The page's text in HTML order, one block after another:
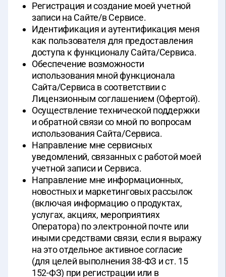
Регистрация и создание моей учетной
записи на Сайте/в Сервисе.
Идентификация и аутентификация меня
как пользователя для предоставления
доступа к функционалу Сайта/Сервиса.
Обеспечение возможности
использования мной функционала
Сайта/Сервиса в соответствии с
Лицензионным соглашением (Офертой).
Осуществление технической поддержки
и обратной связи со мной по вопросам
использования Сайта/Сервиса.
Направление мне сервисных
уведомлений, связанных с работой моей
учетной записи и Сервиса.
Направление мне информационных,
новостных и маркетинговых рассылок
(включая информацию о продуктах,
услугах, акциях, мероприятиях
Оператора) по электронной почте или
иными средствами связи, если я выражу
на это отдельное активное согласие
(для целей выполнения 38-ФЗ и ст. 15
152-ФЗ) при регистрации или в